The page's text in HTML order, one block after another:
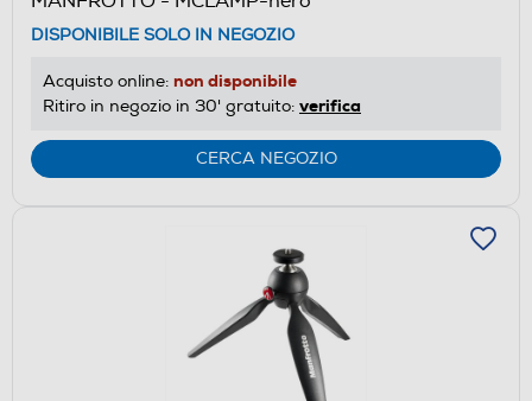
DISPONIBILE SOLO IN NEGOZIO
Acquisto online: non disponibile
Ritiro in negozio in 30' gratuito: verifica
CERCA NEGOZIO